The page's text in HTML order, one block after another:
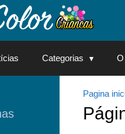
Categorias
Pagina